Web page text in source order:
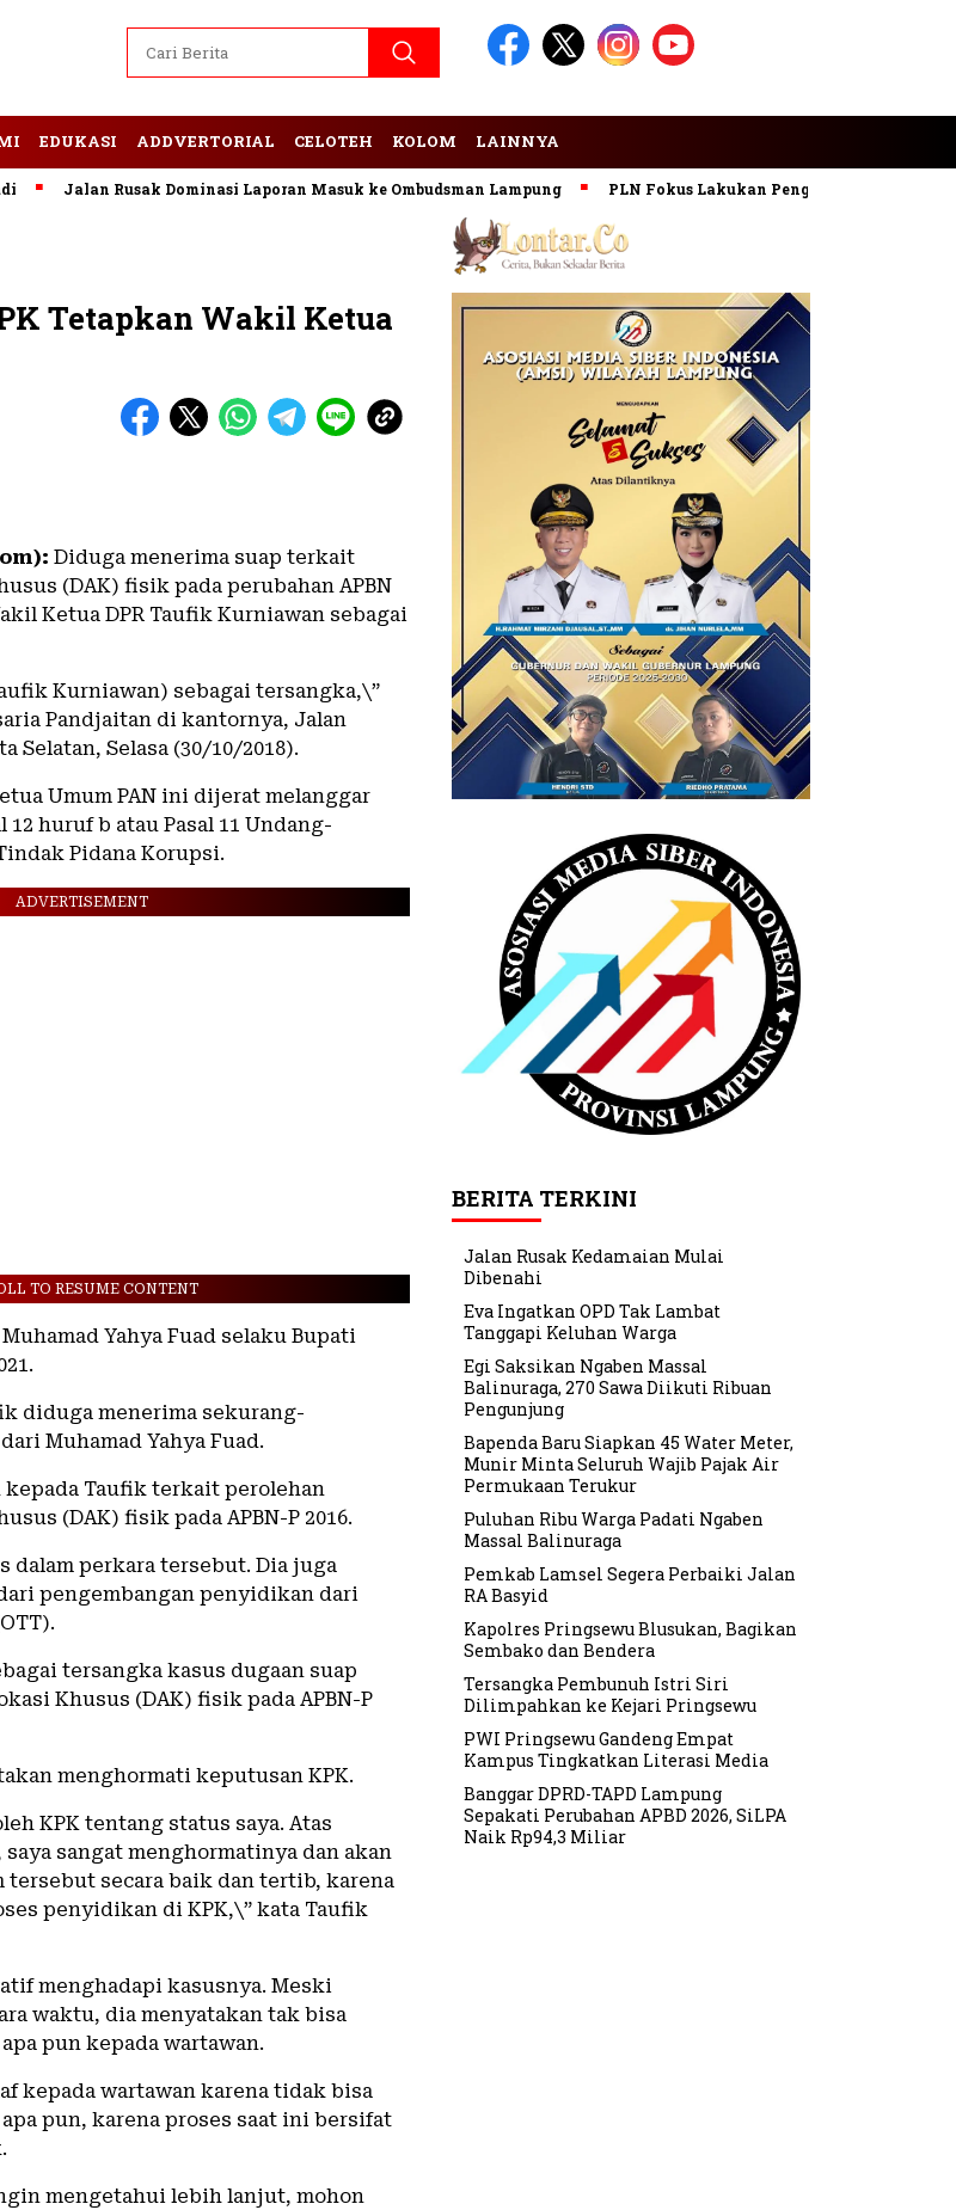
EDUKASI ADDVERTORIAL CELOTEH KOLOM LAINNYA
Jalan Rusak Dominasi Laporan Masuk ke Ombudsman Lampung PLN Fokus Lakukan Pengembangan Pembangkit
Tetapkan Wakil Ketua
Diduga menerima suap terkait
(DAK) fisik pada perubahan APBN
Ketua DPR Taufik Kurniawan sebagai
Kurniawan) sebagai tersangka,\”
Pandjaitan di kantornya, Jalan
Selatan, Selasa (30/10/2018).
Umum PAN ini dijerat melanggar
12 huruf b atau Pasal 11 Undang-
Pidana Korupsi.
ADVERTISEMENT
TO RESUME CONTENT
Yahya Fuad selaku Bupati
diduga menerima sekurang-
Muhamad Yahya Fuad.
Taufik terkait perolehan
(DAK) fisik pada APBN-P 2016.
dalam perkara tersebut. Dia juga
pengembangan penyidikan dari
tersangka kasus dugaan suap
Khusus (DAK) fisik pada APBN-P
menghormati keputusan KPK.
KPK tentang status saya. Atas
sangat menghormatinya dan akan
secara baik dan tertib, karena
penyidikan di KPK,\” kata Taufik
menghadapi kasusnya. Meski
waktu, dia menyatakan tak bisa
pun kepada wartawan.
kepada wartawan karena tidak bisa
pun, karena proses saat ini bersifat
mengetahui lebih lanjut, mohon
BERITA TERKINI
Jalan Rusak Kedamaian Mulai
Dibenahi
Eva Ingatkan OPD Tak Lambat
Tanggapi Keluhan Warga
Egi Saksikan Ngaben Massal
Balinuraga, 270 Sawa Diikuti Ribuan
Pengunjung
Bapenda Baru Siapkan 45 Water Meter,
Munir Minta Seluruh Wajib Pajak Air
Permukaan Terukur
Puluhan Ribu Warga Padati Ngaben
Massal Balinuraga
Pemkab Lamsel Segera Perbaiki Jalan
RA Basyid
Kapolres Pringsewu Blusukan, Bagikan
Sembako dan Bendera
Tersangka Pembunuh Istri Siri
Dilimpahkan ke Kejari Pringsewu
PWI Pringsewu Gandeng Empat
Kampus Tingkatkan Literasi Media
Banggar DPRD-TAPD Lampung
Sepakati Perubahan APBD 2026, SiLPA
Naik Rp94,3 Miliar